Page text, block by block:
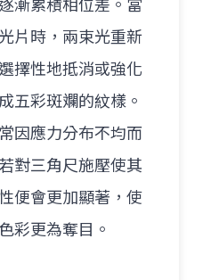
漸累積相位差。當
片時，兩束光重新
擇性地抵消或強化
五彩斑斕的紋樣。
因應力分布不均而
對三角尺施壓使其
便會更加顯著，使
彩更為奪目。